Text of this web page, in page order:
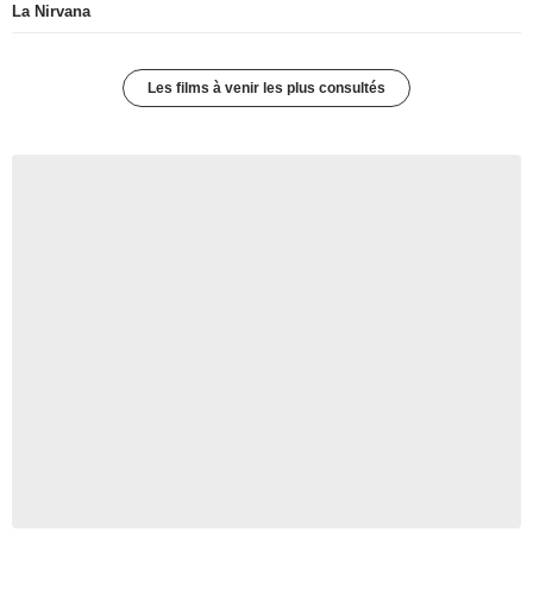
La Nirvana
Les films à venir les plus consultés